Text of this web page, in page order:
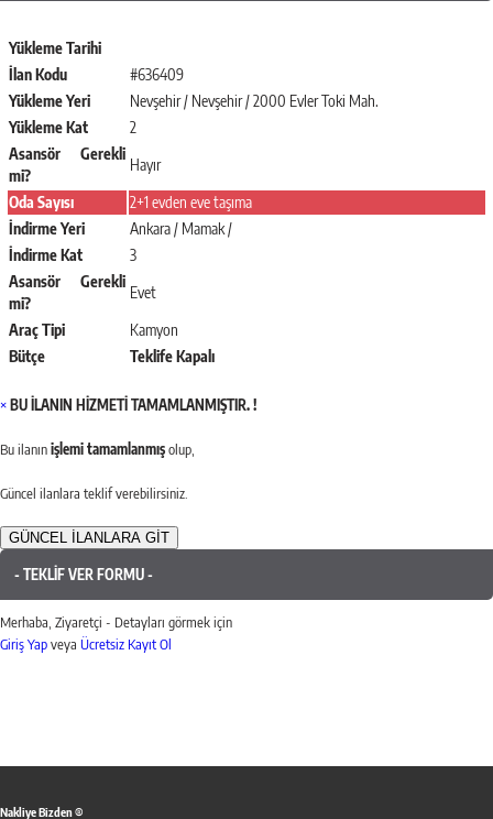
Yükleme Tarihi
İlan Kodu
#636409
Yükleme Yeri
Nevşehir / Nevşehir / 2000 Evler Toki Mah.
Yükleme Kat
2
Asansör Gerekli
mi?
Hayır
Oda Sayısı
2+1 evden eve taşıma
İndirme Yeri
Ankara / Mamak /
İndirme Kat
3
Asansör Gerekli
mi?
Evet
Araç Tipi
Kamyon
Bütçe
Teklife Kapalı
× BU İLANIN HİZMETİ TAMAMLANMIŞTIR. !
Bu ilanınişlemi tamamlanmışolup,
Güncel ilanlara teklif verebilirsiniz.
GÜNCEL İLANLARA GİT
- TEKLİF VER FORMU -
Merhaba, Ziyaretçi - Detayları görmek için
Giriş Yapveya Ücretsiz Kayıt Ol
Nakliye Bizden ®